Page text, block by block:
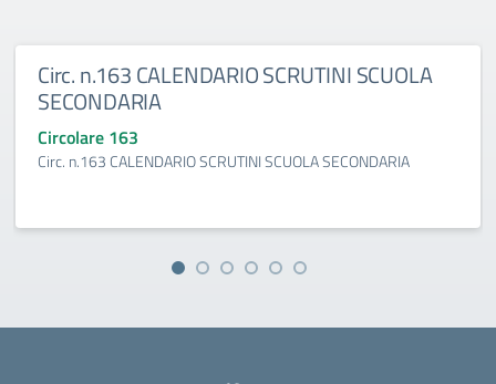
Circ. n.163 CALENDARIO SCRUTINI SCUOLA
SECONDARIA
Circolare 163
Circ. n.163 CALENDARIO SCRUTINI SCUOLA SECONDARIA